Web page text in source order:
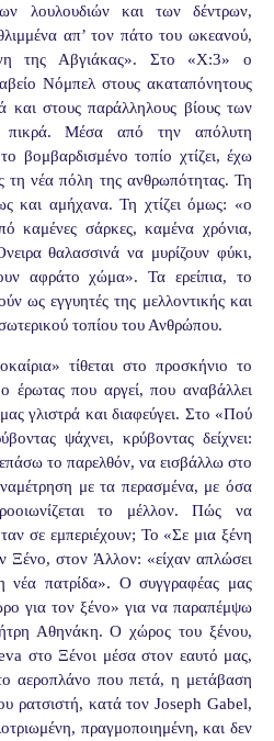
λουλουδιών και των δέντρων,
απ’ τον πάτο του ωκεανού,
της Αβγιάκας». Στο «Χ:3» ο
Νόμπελ στους ακαταπόνητους
και στους παράλληλους βίους των
πικρά. Μέσα από την απόλυτη
βομβαρδισμένο τοπίο χτίζει, έχω
τη νέα πόλη της ανθρωπότητας. Τη
και αμήχανα. Τη χτίζει όμως: «ο
καμένες σάρκες, καμένα χρόνια,
θαλασσινά να μυρίζουν φύκι,
αφράτο χώμα». Τα ερείπια, το
ως εγγυητές της μελλοντικής και
τοπίου του Ανθρώπου.
τίθεται στο προσκήνιο το
έρωτας που αργεί, που αναβάλλει
γλιστρά και διαφεύγει. Στο «Πού
ψάχνει, κρύβοντας δείχνει:
το παρελθόν, να εισβάλλω στο
με τα περασμένα, με όσα
το μέλλον. Πώς να
σε εμπεριέχουν; Το «Σε μια ξένη
Ξένο, στον Άλλον: «είχαν απλώσει
νέα πατρίδα». Ο συγγραφέας μας
για τον ξένο» για να παραπέμψω
Αθηνάκη. Ο χώρος του ξένου,
στο Ξένοι μέσα στον εαυτό μας,
αεροπλάνο που πετά, η μετάβαση
ρατσιστή, κατά τον Joseph Gabel,
πραγμοποιημένη, και δεν